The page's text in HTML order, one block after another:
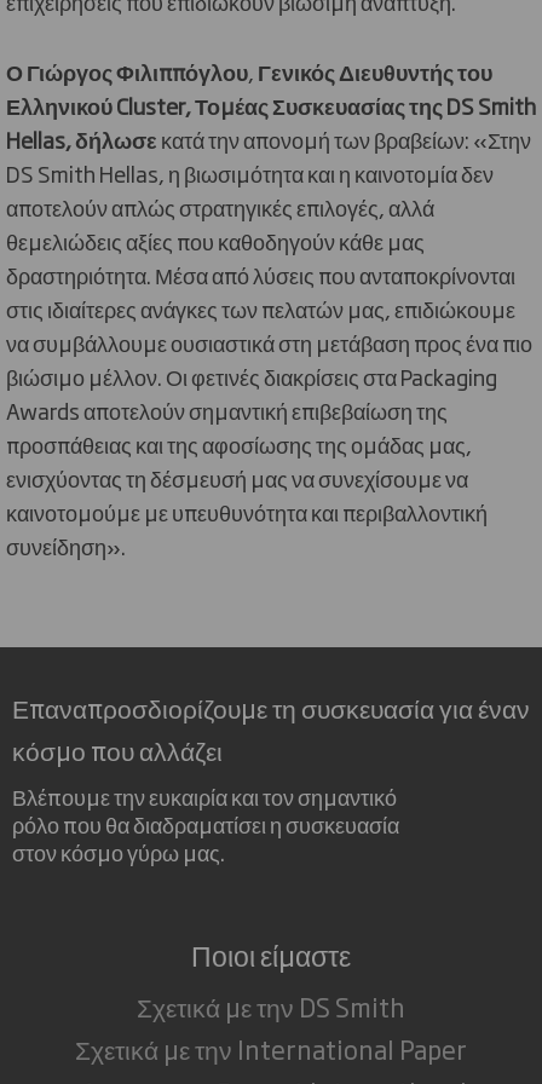
Ο Γιώργος Φιλιππόγλου,Γενικός Διευθυντής του
ΕλληνικούCluster, Τομέας Συσκευασίας τηςDSSmith
Hellas, δήλωσεκατά την απονομή των βραβείων: «Στην
DSSmithHellas, η βιωσιμότητα και η καινοτομία δεν
αποτελούν απλώς στρατηγικές επιλογές, αλλά
θεμελιώδεις αξίες που καθοδηγούν κάθε μας
δραστηριότητα. Μέσα από λύσεις που ανταποκρίνονται
στις ιδιαίτερες ανάγκες των πελατών μας, επιδιώκουμε
να συμβάλλουμε ουσιαστικά στη μετάβαση προς ένα πιο
βιώσιμο μέλλον. Οι φετινές διακρίσεις σταPackaging
Awardsαποτελούν σημαντική επιβεβαίωση της
προσπάθειας και της αφοσίωσης της ομάδας μας,
ενισχύοντας τη δέσμευσή μας να συνεχίσουμε να
καινοτομούμε με υπευθυνότητα και περιβαλλοντική
συνείδηση».
Επαναπροσδιορίζουμε τη συσκευασία για έναν
κόσμο που αλλάζει
Βλέπουμε την ευκαιρία και τον σημαντικό
ρόλο που θα διαδραματίσει η συσκευασία
στον κόσμο γύρω μας.
Ποιοι είμαστε
Σχετικά με την DS Smith
Σχετικά με την International Paper